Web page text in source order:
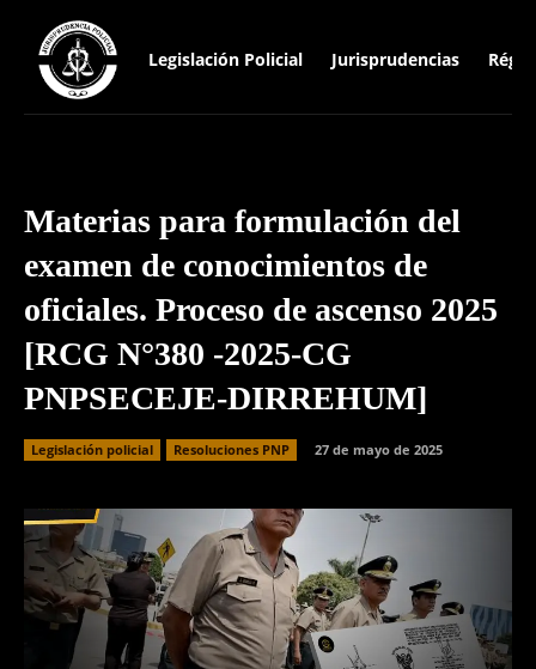
Legislación Policial Jurisprudencias
Materias para formulación del
examen de conocimientos de
oficiales. Proceso de ascenso 2025
[RCG N°380 -2025-CG
PNPSECEJE-DIRREHUM]
Legislación policial Resoluciones PNP 27 de mayo de 2025